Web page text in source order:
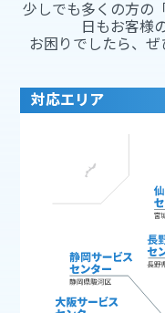
少しでも多くの方の
日もお客様
お困りでしたら、ぜ
対応エリア